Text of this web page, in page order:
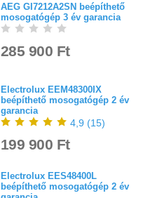
AEG GI7212A2SN beépíthető
mosogatógép 3 év garancia
285 900 Ft
Electrolux EEM48300IX
beépíthető mosogatógép 2 év
garancia
4,9 (15)
199 900 Ft
Electrolux EES48400L
beépíthető mosogatógép 2 év